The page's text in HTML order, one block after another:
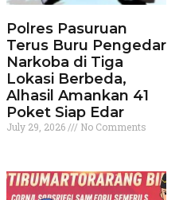
Polres Pasuruan
Terus Buru Pengedar
Narkoba di Tiga
Lokasi Berbeda,
Alhasil Amankan 41
Poket Siap Edar
July 29, 2026 No Comments